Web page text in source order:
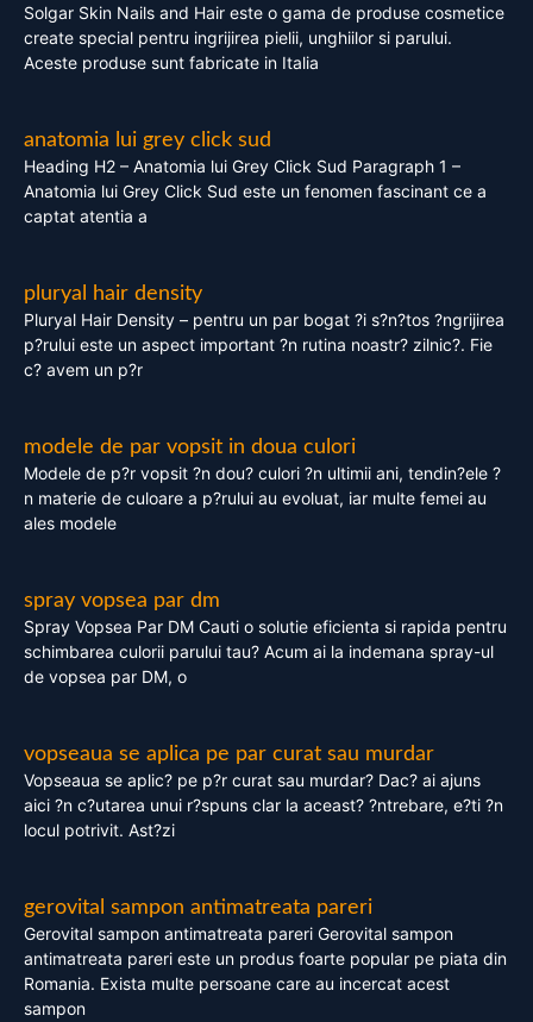
Solgar Skin Nails and Hair este o gama de produse cosmetice
create special pentru ingrijirea pielii, unghiilor si parului.
Aceste produse sunt fabricate in Italia
anatomia lui grey click sud
Heading H2 – Anatomia lui Grey Click Sud Paragraph 1 –
Anatomia lui Grey Click Sud este un fenomen fascinant ce a
captat atentia a
pluryal hair density
Pluryal Hair Density – pentru un par bogat ?i s?n?tos ?ngrijirea
p?rului este un aspect important ?n rutina noastr? zilnic?. Fie
c? avem un p?r
modele de par vopsit in doua culori
Modele de p?r vopsit ?n dou? culori ?n ultimii ani, tendin?ele ?
n materie de culoare a p?rului au evoluat, iar multe femei au
ales modele
spray vopsea par dm
Spray Vopsea Par DM Cauti o solutie eficienta si rapida pentru
schimbarea culorii parului tau? Acum ai la indemana spray-ul
de vopsea par DM, o
vopseaua se aplica pe par curat sau murdar
Vopseaua se aplic? pe p?r curat sau murdar? Dac? ai ajuns
aici ?n c?utarea unui r?spuns clar la aceast? ?ntrebare, e?ti ?n
locul potrivit. Ast?zi
gerovital sampon antimatreata pareri
Gerovital sampon antimatreata pareri Gerovital sampon
antimatreata pareri este un produs foarte popular pe piata din
Romania. Exista multe persoane care au incercat acest
sampon